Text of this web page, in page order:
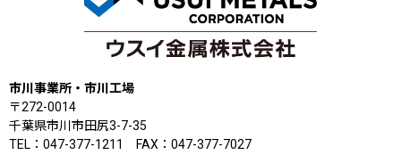
市川事業所・市川工場
〒272-0014
千葉県市川市田尻3-7-35
TEL：047-377-1211 FAX：047-377-7027